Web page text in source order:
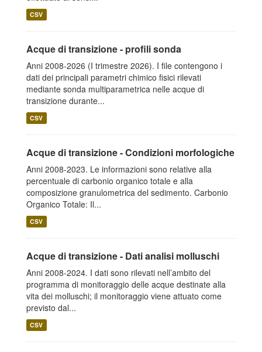
CSV
Acque di transizione - profili sonda
Anni 2008-2026 (I trimestre 2026). I file contengono i
dati dei principali parametri chimico fisici rilevati
mediante sonda multiparametrica nelle acque di
transizione durante...
CSV
Acque di transizione - Condizioni morfologiche
Anni 2008-2023. Le informazioni sono relative alla
percentuale di carbonio organico totale e alla
composizione granulometrica del sedimento. Carbonio
Organico Totale: Il...
CSV
Acque di transizione - Dati analisi molluschi
Anni 2008-2024. I dati sono rilevati nell’ambito del
programma di monitoraggio delle acque destinate alla
vita dei molluschi; il monitoraggio viene attuato come
previsto dal...
CSV